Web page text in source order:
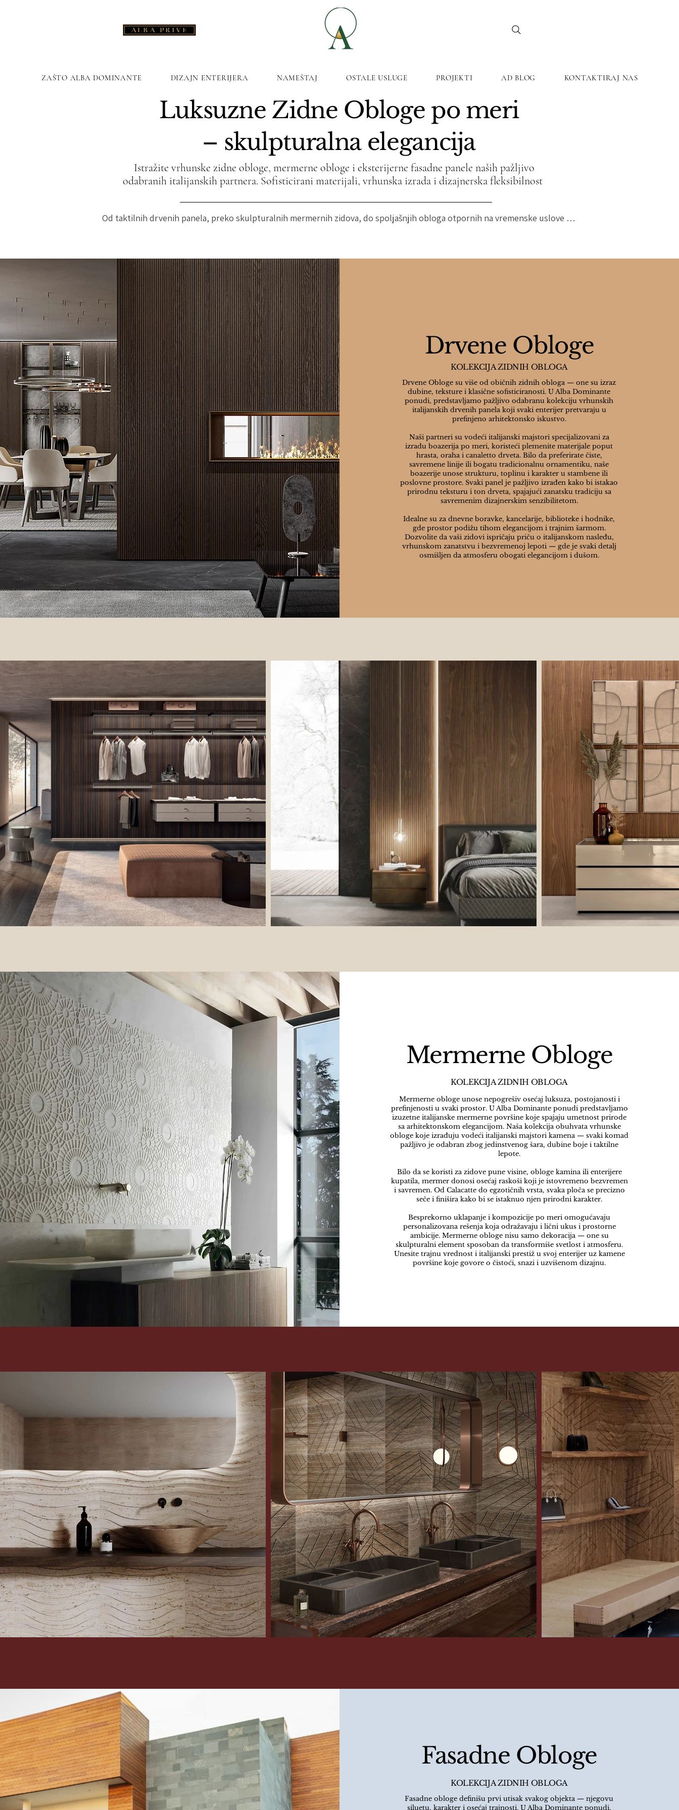
ALBA PRIVÈ
ZAŠTO ALBA DOMINANTE DIZAJN ENTERIJERA NAMEŠTAJ OSTALE USLUGE PROJEKTI AD BLOG KONTAKTIRAJ NAS
Luksuzne Zidne Obloge po meri
– skulpturalna elegancija
Istražite vrhunske zidne obloge, mermerne obloge i eksterijerne fasadne panele naših pažljivo
odabranih italijanskih partnera. Sofisticirani materijali, vrhunska izrada i dizajnerska fleksibilnost
Od taktilnih drvenih panela, preko skulpturalnih mermernih zidova, do spoljašnjih obloga otpornih na vremenske uslove —
Naš pažljivo odabran asortiman obuhvata ručno izrađene drvene boazerije bogate karakterom, fine mermerne obloge koje
odražavaju klasični luksuz, kao i inovativna rešenja za oblaganje spoljašnjih zidova, dizajnirana s ciljem elegancije i
izdržljivosti. Svaki brend koji predstavljamo — majstori svog zanata — donosi jedinstvenu viziju profinjenog dizajna površina.
Bilo da želite da ugrejete enterijer prirodnim drvetom, stvorite upečatljive kamene akcent zidove ili obložite fasade
bezvremenskom italijanskom sofisticiranošću, naše zidne obloge donose spoj večne estetike i savremenih performansi. Neka
vaši zidovi govore jezikom prave italijanske izrade.
Drvene Obloge
KOLEKCIJA ZIDNIH OBLOGA
Drvene Obloge su više od običnih zidnih obloga — one su izraz
dubine, teksture i klasične sofisticiranosti. U Alba Dominante
ponudi, predstavljamo pažljivo odabranu kolekciju vrhunskih
italijanskih drvenih panela koji svaki enterijer pretvaraju u
prefinjeno arhitektonsko iskustvo.
Naši partneri su vodeći italijanski majstori specijalizovani za
izradu boazerija po meri, koristeći plemenite materijale poput
hrasta, oraha i canaletto drveta. Bilo da preferirate čiste,
savremene linije ili bogatu tradicionalnu ornamentiku, naše
boazerije unose strukturu, toplinu i karakter u stambene ili
poslovne prostore. Svaki panel je pažljivo izrađen kako bi istakao
prirodnu teksturu i ton drveta, spajajući zanatsku tradiciju sa
savremenim dizajnerskim senzibilitetom.
Idealne su za dnevne boravke, kancelarije, biblioteke i hodnike,
gde prostor podižu tihom elegancijom i trajnim šarmom.
Dozvolite da vaši zidovi ispričaju priču o italijanskom nasleđu,
vrhunskom zanatstvu i bezvremenoj lepoti — gde je svaki detalj
osmišljen da atmosferu obogati elegancijom i dušom.
Mermerne Obloge
KOLEKCIJA ZIDNIH OBLOGA
Mermerne obloge unose nepogrešiv osećaj luksuza, postojanosti i
prefinjenosti u svaki prostor. U Alba Dominante ponudi predstavljamo
izuzetne italijanske mermerne površine koje spajaju umetnost prirode
sa arhitektonskom elegancijom. Naša kolekcija obuhvata vrhunske
obloge koje izrađuju vodeći italijanski majstori kamena — svaki komad
pažljivo je odabran zbog jedinstvenog šara, dubine boje i taktilne
lepote.
Bilo da se koristi za zidove pune visine, obloge kamina ili enterijere
kupatila, mermer donosi osećaj raskoši koji je istovremeno bezvremen
i savremen. Od Calacatte do egzotičnih vrsta, svaka ploča se precizno
seče i finišira kako bi se istaknuo njen prirodni karakter.
Besprekorno uklapanje i kompozicije po meri omogućavaju
personalizovana rešenja koja odražavaju i lični ukus i prostorne
ambicije. Mermerne obloge nisu samo dekoracija — one su
skulpturalni element sposoban da transformiše svetlost i atmosferu.
Unesite trajnu vrednost i italijanski prestiž u svoj enterijer uz kamene
površine koje govore o čistoći, snazi i uzvišenom dizajnu.
Fasadne Obloge
KOLEKCIJA ZIDNIH OBLOGA
Fasadne obloge definišu prvi utisak svakog objekta — njegovu
siluetu, karakter i osećaj trajnosti. U Alba Dominante ponudi,